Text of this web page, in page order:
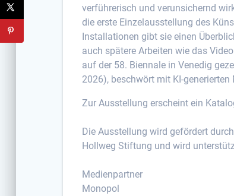
verführerisch und verunsichernd
die erste Einzelausstellung des
Installationen gibt sie einen
auch spätere Arbeiten wie das
auf der 58. Biennale in Venedig
2026), beschwört mit KI-
Zur Ausstellung erscheint ein
Die Ausstellung wird gefördert
Hollweg Stiftung und wird
Medienpartner
Monopol